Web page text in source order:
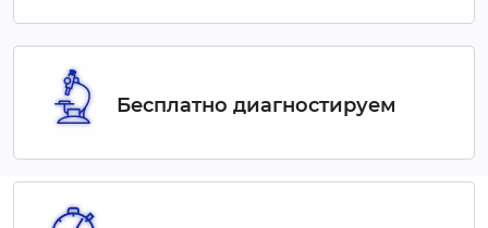
Бесплатно диагностируем